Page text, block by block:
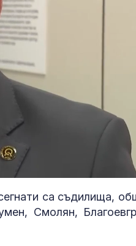
са съдилища,
Смолян,